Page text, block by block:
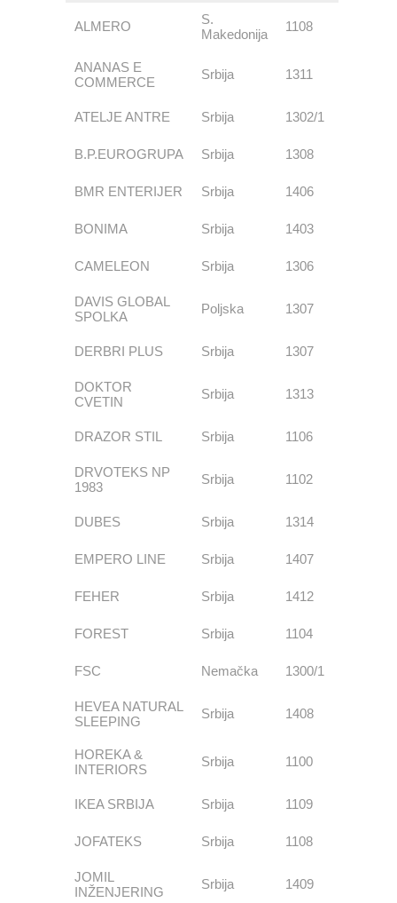
ALMERO
S.
Makedonija
1108
ANANAS E
COMMERCE
Srbija 1311
ATELJE ANTRE Srbija 1302/1
B.P.EUROGRUPA Srbija 1308
BMR ENTERIJER Srbija 1406
BONIMA Srbija 1403
CAMELEON Srbija 1306
DAVIS GLOBAL
SPOLKA
Poljska 1307
DERBRI PLUS Srbija 1307
DOKTOR
CVETIN
Srbija 1313
DRAZOR STIL Srbija 1106
DRVOTEKS NP
1983
Srbija 1102
DUBES Srbija 1314
EMPERO LINE Srbija 1407
FEHER Srbija 1412
FOREST Srbija 1104
FSC Nemačka 1300/1
HEVEA NATURAL
SLEEPING
Srbija 1408
HOREKA &
INTERIORS
Srbija 1100
IKEA SRBIJA Srbija 1109
JOFATEKS Srbija 1108
JOMIL
INŽENJERING
Srbija 1409